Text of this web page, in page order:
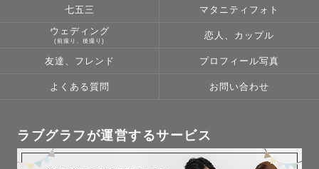
七五三 マタニティフォト
ウェディング
(前撮り、後撮り)
恋人、カップル
友達、フレンド プロフィール写真
よくある質問 お問い合わせ
ラブグラフが運営するサービス